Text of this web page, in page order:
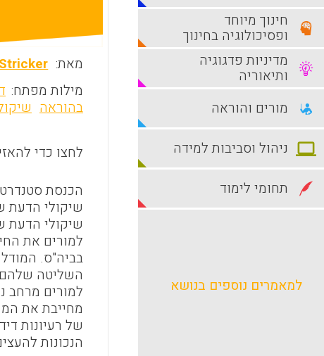
מאת:
מילות מפתח:
בהוראה
לחצו כדי
הכנסת
שיקולי הדעת
שיקולי הדעת
למורים את
בביה"ס.
השליטה שלהם
למורים מרחב
מחייבת את
של רעיונות
הנכונות
חינוך מיוחד
ופסיכולוגיה בחינוך
מדיניות פדגוגיה
ותיאוריה
מורים והוראה
ניהול וסביבות למידה
תחומי לימוד
למאמרים נוספים בנושא